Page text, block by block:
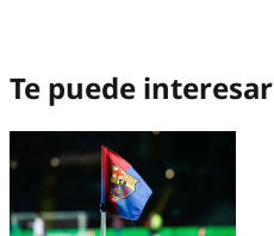
Te puede interesar